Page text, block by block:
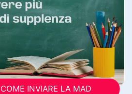
INVIARE LA MAD